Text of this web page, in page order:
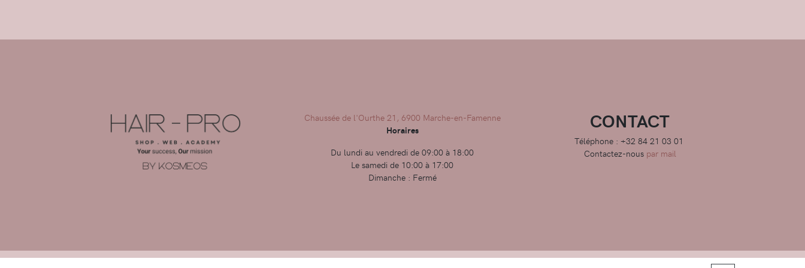
Chaussée de l'Ourthe 21, 6900 Marche-en-Famenne
Horaires
Du lundi au vendredi de 09:00 à 18:00
Le samedi de 10:00 à 17:00
Dimanche : Fermé
CONTACT
Téléphone : +32 84 21 03 01
Contactez-nous par mail